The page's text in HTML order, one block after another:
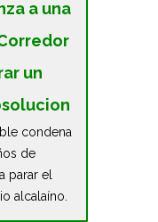
a una
un
condena
de
parar el
alcalaíno.